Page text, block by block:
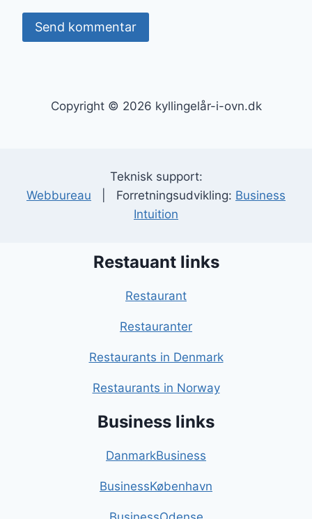
Copyright © 2026 kyllingelår-i-ovn.dk
Teknisk support:
Webbureau | Forretningsudvikling: Business
Intuition
Restauant links
Restaurant
Restauranter
Restaurants in Denmark
Restaurants in Norway
Business links
DanmarkBusiness
BusinessKøbenhavn